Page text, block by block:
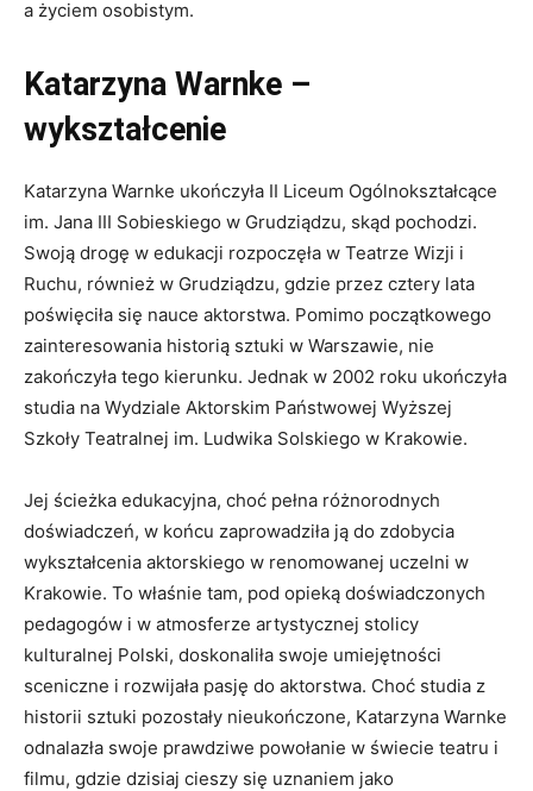
a życiem osobistym.
Katarzyna Warnke –
wykształcenie
Katarzyna Warnke ukończyła II Liceum Ogólnokształcące
im. Jana III Sobieskiego w Grudziądzu, skąd pochodzi.
Swoją drogę w edukacji rozpoczęła w Teatrze Wizji i
Ruchu, również w Grudziądzu, gdzie przez cztery lata
poświęciła się nauce aktorstwa. Pomimo początkowego
zainteresowania historią sztuki w Warszawie, nie
zakończyła tego kierunku. Jednak w 2002 roku ukończyła
studia na Wydziale Aktorskim Państwowej Wyższej
Szkoły Teatralnej im. Ludwika Solskiego w Krakowie.
Jej ścieżka edukacyjna, choć pełna różnorodnych
doświadczeń, w końcu zaprowadziła ją do zdobycia
wykształcenia aktorskiego w renomowanej uczelni w
Krakowie. To właśnie tam, pod opieką doświadczonych
pedagogów i w atmosferze artystycznej stolicy
kulturalnej Polski, doskonaliła swoje umiejętności
sceniczne i rozwijała pasję do aktorstwa. Choć studia z
historii sztuki pozostały nieukończone, Katarzyna Warnke
odnalazła swoje prawdziwe powołanie w świecie teatru i
filmu, gdzie dzisiaj cieszy się uznaniem jako